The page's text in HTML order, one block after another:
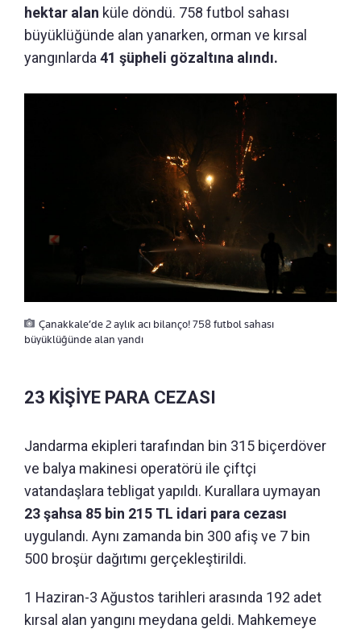
hektar alan küle döndü. 758 futbol sahası
büyüklüğünde alan yanarken, orman ve kırsal
yangınlarda 41 şüpheli gözaltına alındı.
Çanakkale’de 2 aylık acı bilanço! 758 futbol sahası
büyüklüğünde alan yandı
23 KİŞİYE PARA CEZASI
Jandarma ekipleri tarafından bin 315 biçerdöver
ve balya makinesi operatörü ile çiftçi
vatandaşlara tebligat yapıldı. Kurallara uymayan
23 şahsa 85 bin 215 TL idari para cezası
uygulandı. Aynı zamanda bin 300 afiş ve 7 bin
500 broşür dağıtımı gerçekleştirildi.
1 Haziran-3 Ağustos tarihleri arasında 192 adet
kırsal alan yangını meydana geldi. Mahkemeye